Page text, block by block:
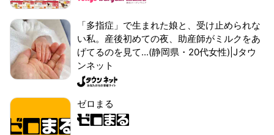
「多指症」で生まれた娘と、受け止められな
い私。産後初めての夜、助産師がミルクをあ
げてるのを見て...(静岡県・20代女性)|Jタウ
ンネット
ゼロまる